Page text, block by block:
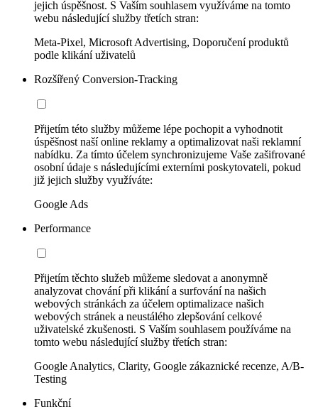
jejich úspěšnost. S Vaším souhlasem využíváme na tomto
webu následující služby třetích stran:
Meta-Pixel, Microsoft Advertising, Doporučení produktů
podle klikání uživatelů
Rozšířený Conversion-Tracking
Přijetím této služby můžeme lépe pochopit a vyhodnotit
úspěšnost naší online reklamy a optimalizovat naši reklamní
nabídku. Za tímto účelem synchronizujeme Vaše zašifrované
osobní údaje s následujícími externími poskytovateli, pokud
již jejich služby využíváte:
Google Ads
Performance
Přijetím těchto služeb můžeme sledovat a anonymně
analyzovat chování při klikání a surfování na našich
webových stránkách za účelem optimalizace našich
webových stránek a neustálého zlepšování celkové
uživatelské zkušenosti. S Vaším souhlasem používáme na
tomto webu následující služby třetích stran:
Google Analytics, Clarity, Google zákaznické recenze, A/B-
Testing
Funkční